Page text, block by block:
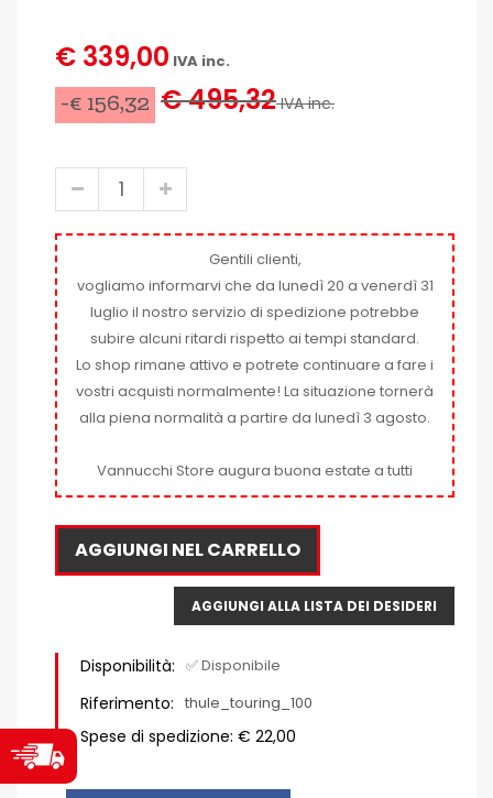
€ 339,00 IVA inc.
-€ 156,32 € 495,32IVA inc.
Gentili clienti,
vogliamo informarvi che da lunedì 20 a venerdì 31
luglio il nostro servizio di spedizione potrebbe
subire alcuni ritardi rispetto ai tempi standard.
Lo shop rimane attivo e potrete continuare a fare i
vostri acquisti normalmente! La situazione tornerà
alla piena normalità a partire da lunedì 3 agosto.
Vannucchi Store augura buona estate a tutti
AGGIUNGI NEL CARRELLO
AGGIUNGI ALLA LISTA DEI DESIDERI
Disponibilità: ✅ Disponibile
Riferimento: thule_touring_100
Spese di spedizione: € 22,00